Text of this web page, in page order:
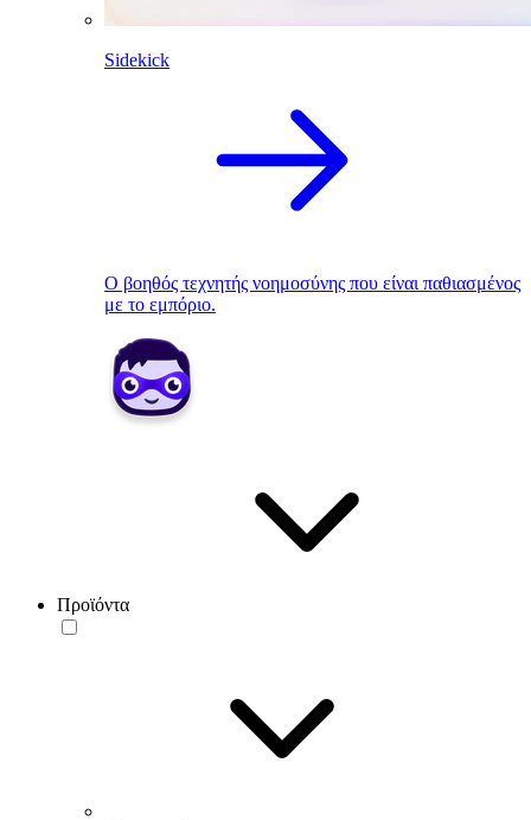
Sidekick
Ο βοηθός τεχνητής νοημοσύνης που είναι παθιασμένος
με το εμπόριο.
Προϊόντα